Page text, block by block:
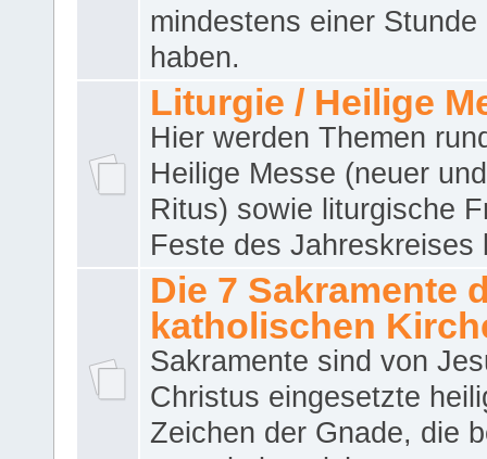
mindestens einer Stunde
haben.
Liturgie / Heilige
Hier werden Themen
Heilige Messe (neuer
Ritus) sowie liturgische
Feste des Jahreskreises
Die 7 Sakramente
katholischen
Sakramente sind von
Christus eingesetzte
Zeichen der Gnade, die